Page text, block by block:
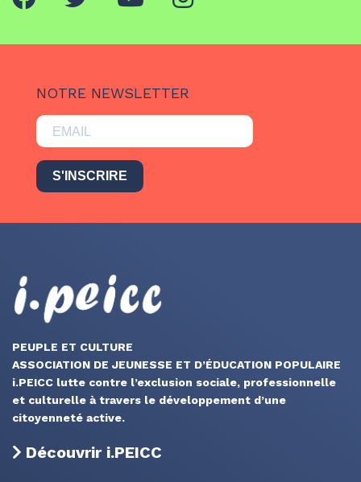
NOTRE NEWSLETTER
S'INSCRIRE
PEUPLE ET CULTURE
ASSOCIATION DE JEUNESSE ET D’ÉDUCATION POPULAIRE
i.PEICC lutte contre l’exclusion sociale, professionnelle
et culturelle à travers le développement d’une
citoyenneté active.
Découvrir i.PEICC